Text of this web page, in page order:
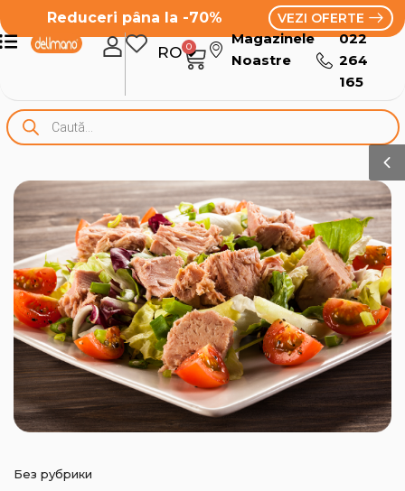
Reduceri pâna la -70% VEZI OFERTE
RO
RU
0
Magazinele
Noastre
022
264
165
Без рубрики